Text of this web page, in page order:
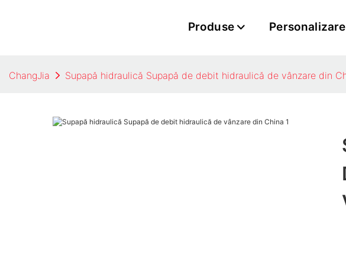
Produse Personalizare
ChangJia Supapă hidraulică Supapă de debit hidraulică de vânzare din